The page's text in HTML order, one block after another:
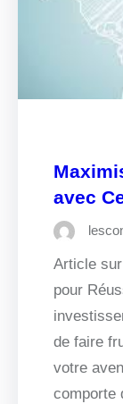
avec
Article
pour
de faire
votre
comporte